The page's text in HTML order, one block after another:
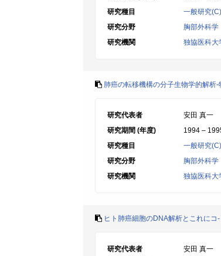
研究種目
一般研究(C)
研究分野
胸部外科学
研究機関
独協医科大
肺癌の転移機構の分子生物学的解析
研究代表者
安田 真一
研究期間 (年度)
1994 –
研究種目
一般研究(C)
研究分野
胸部外科学
研究機関
独協医科大
ヒト肺癌細胞のDNA解析とこれに
研究代表者
安田 真一